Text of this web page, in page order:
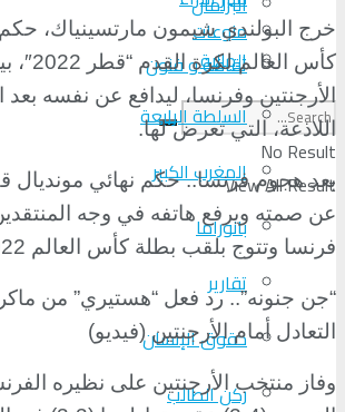
منوعات
ثقافة و فنون
No Result
View All Result
الجالية
السلطة الرابعة
المغرب الكبير
بانوراما
تقارير
حقوق الإنسان
ركن الطالب
خرج البولندي شيمون مارتسينياك،
كأس العالم
الأرجنتين وفرنسا، ليدافع عن نفسه بعد
اللاذعة، التي تعرض لها.
عن صمته ويرفع هاتفه في وجه
فرنسا وتتوج بلقب بطلة كأس العالم 2022 (فيديو)
“جن جنونه”.. رد فعل “هستيري” من
التعادل أمام الأرجنتين (فيديو)
وفاز منتخب الأرجنتين على نظيره